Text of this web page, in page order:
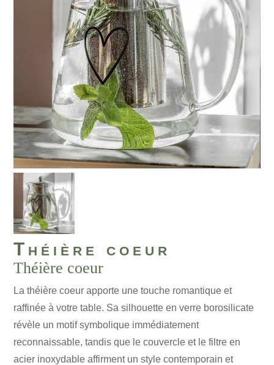
Théière coeur
Théière coeur
La théière coeur apporte une touche romantique et
raffinée à votre table. Sa silhouette en verre borosilicate
révèle un motif symbolique immédiatement
reconnaissable, tandis que le couvercle et le filtre en
acier inoxydable affirment un style contemporain et